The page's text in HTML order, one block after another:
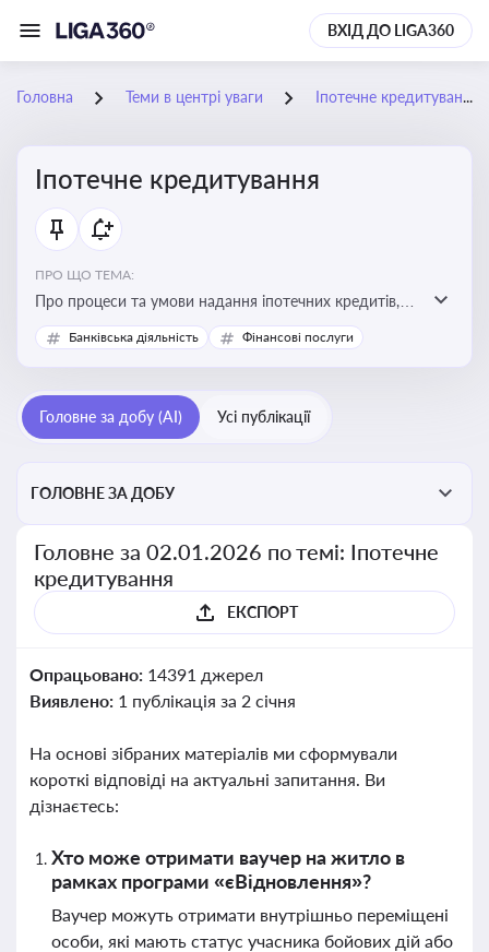
ВХІД ДО LIGA360
Головна Теми в центрі уваги Іпотечне кредитування
Іпотечне кредитування
ПРО ЩО ТЕМА:
Про процеси та умови надання іпотечних кредитів,
зміни у законодавстві та тенденції на ринку житла
Банківська діяльність Фінансові послуги
Головне за добу (AI) Усі публікації
ГОЛОВНЕ ЗА ДОБУ
Головне за 02.01.2026 по темі: Іпотечне
кредитування
ЕКСПОРТ
Опрацьовано: 14391 джерел
Виявлено: 1 публікація за 2 січня
На основі зібраних матеріалів ми сформували
короткі відповіді на актуальні запитання. Ви
дізнаєтесь:
Хто може отримати ваучер на житло в
рамках програми «єВідновлення»?
Ваучер можуть отримати внутрішньо переміщені
особи, які мають статус учасника бойових дій або